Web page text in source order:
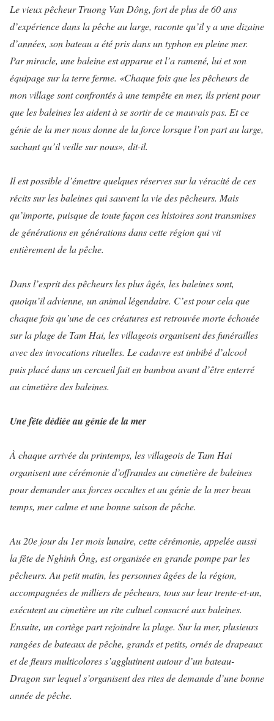
Le vieux pêcheur Truong Van Dông, fort de plus de 60 ans
d’expérience dans la pêche au large, raconte qu’il y a une dizaine
d’années, son bateau a été pris dans un typhon en pleine mer.
Par miracle, une baleine est apparue et l’a ramené, lui et son
équipage sur la terre ferme. «Chaque fois que les pêcheurs de
mon village sont confrontés à une tempête en mer, ils prient pour
que les baleines les aident à se sortir de ce mauvais pas. Et ce
génie de la mer nous donne de la force lorsque l’on part au large,
sachant qu’il veille sur nous», dit-il.
Il est possible d’émettre quelques réserves sur la véracité de ces
récits sur les baleines qui sauvent la vie des pêcheurs. Mais
qu’importe, puisque de toute façon ces histoires sont transmises
de générations en générations dans cette région qui vit
entièrement de la pêche.
Dans l’esprit des pêcheurs les plus âgés, les baleines sont,
quoiqu’il advienne, un animal légendaire. C’est pour cela que
chaque fois qu’une de ces créatures est retrouvée morte échouée
sur la plage de Tam Hai, les villageois organisent des funérailles
avec des invocations rituelles. Le cadavre est imbibé d’alcool
puis placé dans un cercueil fait en bambou avant d’être enterré
au cimetière des baleines.
Une fête dédiée au génie de la mer
À chaque arrivée du printemps, les villageois de Tam Hai
organisent une cérémonie d’offrandes au cimetière de baleines
pour demander aux forces occultes et au génie de la mer beau
temps, mer calme et une bonne saison de pêche.
Au 20e jour du 1er mois lunaire, cette cérémonie, appelée aussi
la fête de Nghinh Ông, est organisée en grande pompe par les
pêcheurs. Au petit matin, les personnes âgées de la région,
accompagnées de milliers de pêcheurs, tous sur leur trente-et-un,
exécutent au cimetière un rite cultuel consacré aux baleines.
Ensuite, un cortège part rejoindre la plage. Sur la mer, plusieurs
rangées de bateaux de pêche, grands et petits, ornés de drapeaux
et de fleurs multicolores s’agglutinent autour d’un bateau-
Dragon sur lequel s’organisent des rites de demande d’une bonne
année de pêche.